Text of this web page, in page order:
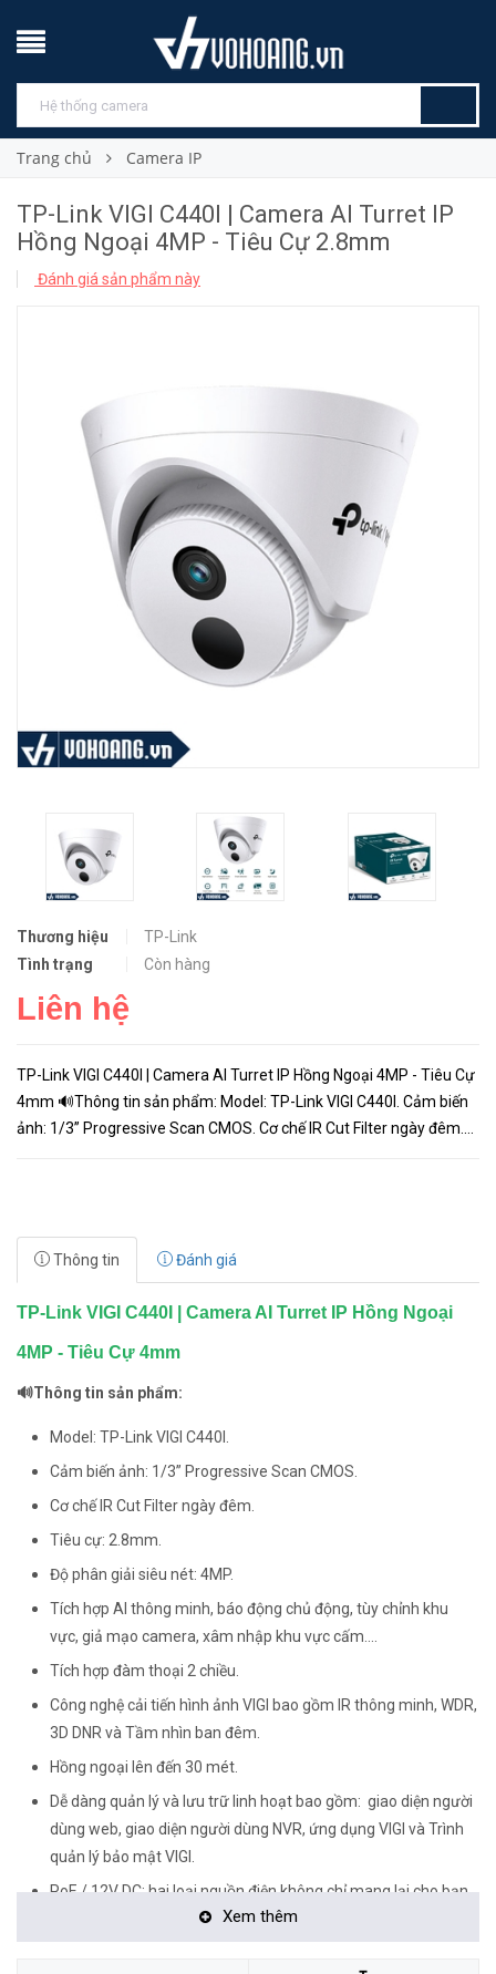
Trang chủ Camera IP
TP-Link VIGI C440I | Camera AI Turret IP
Hồng Ngoại 4MP - Tiêu Cự 2.8mm
Đánh giá sản phẩm này
Thương hiệu
TP-Link
Tình trạng
Còn hàng
Liên hệ
TP-Link VIGI C440I | Camera AI Turret IP Hồng Ngoại 4MP - Tiêu Cự
4mm 🔊Thông tin sản phẩm: Model: TP-Link VIGI C440I. Cảm biến
ảnh: 1/3” Progressive Scan CMOS. Cơ chế IR Cut Filter ngày đêm.
Thông tin Đánh giá
TP-Link VIGI C440I | Camera AI Turret IP Hồng Ngoại
4MP - Tiêu Cự 4mm
🔊Thông tin sản phẩm:
Model: TP-Link VIGI C440I.
Cảm biến ảnh: 1/3” Progressive Scan CMOS.
Cơ chế IR Cut Filter ngày đêm.
Tiêu cự: 2.8mm.
Độ phân giải siêu nét: 4MP.
Tích hợp AI thông minh, báo động chủ động, tùy chỉnh khu
vực, giả mạo camera, xâm nhập khu vực cấm....
Tích hợp đàm thoại 2 chiều.
Công nghệ cải tiến hình ảnh VIGI bao gồm IR thông minh, WDR,
3D DNR và Tầm nhìn ban đêm.
Hồng ngoại lên đến 30 mét.
Dễ dàng quản lý và lưu trữ linh hoạt bao gồm: giao diện người
dùng web, giao diện người dùng NVR, ứng dụng VIGI và Trình
quản lý bảo mật VIGI.
PoE / 12V DC: hai loại nguồn điện không chỉ mang lại cho bạn
sự tiện lợi hơn mà còn làm cho hệ thống dây điện của bạn trở
nên dễ dàng đáng kể.
Xem thêm